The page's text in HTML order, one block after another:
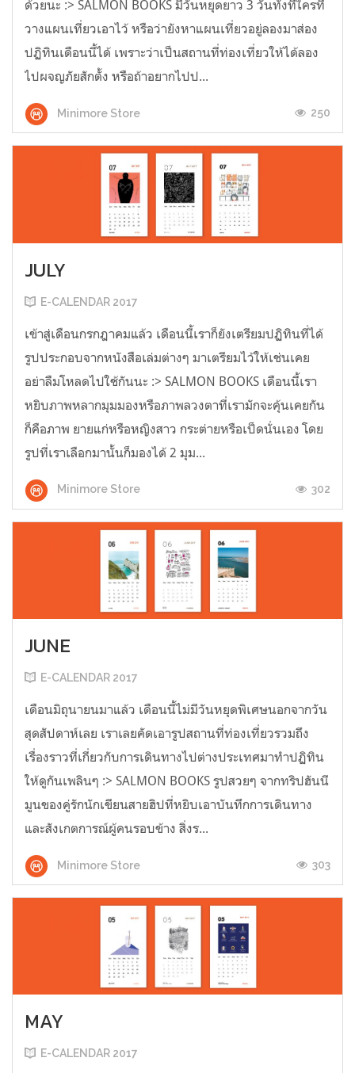
ด้วยนะ :> SALMON BOOKS มีวันหยุดยาว 3 วันทั้งทีใครที่
วางแผนเที่ยวเอาไว้ หรือว่ายังหาแผนเที่ยวอยู่ลองมาส่อง
ปฏิทินเดือนนี้ได้ เพราะว่าเป็นสถานที่ท่องเที่ยวให้ได้ลอง
ไปผจญภัยสักตั้ง หรือถ้าอยากไปป...
Minimore Store 250
JULY
E-CALENDAR 2017
เข้าสู่เดือนกรกฎาคมแล้ว เดือนนี้เราก็ยังเตรียมปฏิทินที่ได้
รูปประกอบจากหนังสือเล่มต่างๆ มาเตรียมไว้ให้เช่นเคย
อย่าลืมโหลดไปใช้กันนะ :> SALMON BOOKS เดือนนี้เรา
หยิบภาพหลากมุมมองหรือภาพลวงตาที่เรามักจะคุ้นเคยกัน
ก็คือภาพ ยายแก่หรือหญิงสาว กระต่ายหรือเป็ดนั่นเอง โดย
รูปที่เราเลือกมานั้นก็มองได้ 2 มุม...
Minimore Store 302
JUNE
E-CALENDAR 2017
เดือนมิถุนายนมาแล้ว เดือนนี้ไม่มีวันหยุดพิเศษนอกจากวัน
สุดสัปดาห์เลย เราเลยคัดเอารูปสถานที่ท่องเที่ยวรวมถึง
เรื่องราวที่เกี่ยวกับการเดินทางไปต่างประเทศมาทำปฏิทิน
ให้ดูกันเพลินๆ :> SALMON BOOKS รูปสวยๆ จากทริปฮันนี
มูนของคู่รักนักเขียนสายฮิปที่หยิบเอาบันทึกการเดินทาง
และสังเกตการณ์ผู้คนรอบข้าง สิ่งร...
Minimore Store 303
MAY
E-CALENDAR 2017